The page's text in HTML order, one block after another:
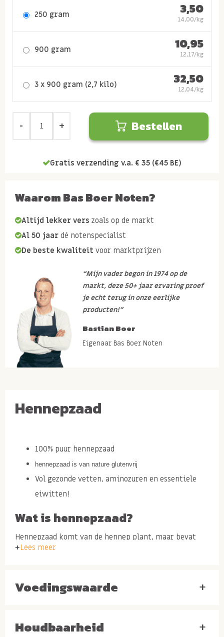
250 gram 3,50
14,00/kg
900 gram 10,95
12,17/kg
3 x 900 gram (2,7 kilo) 32,50
12,04/kg
Bestellen
Gratis verzending v.a. € 35 (€45 BE)
Waarom Bas Boer Noten?
Altijd lekker vers zoals op de markt
Al 50 jaar dé notenspecialist
De beste kwaliteit voor marktprijzen
“Mijn vader begon in 1974 op de
markt, deze 50+ jaar ervaring proef
je echt terug in onze eerlijke
producten!”
Bastian Boer
Eigenaar Bas Boer Noten
Hennepzaad
100% puur hennepzaad
hennepzaad is van nature glutenvrij
Vol gezonde vetten, aminozuren en essentiele
eiwitten!
Wat is hennepzaad?
Hennepzaad komt van de hennep plant, maar bevat
geen werkzame psychoactieve stoffen (in
medicinale plant genoemd worden door zijn sterke
eigenschappen. Hennepzaad is vooral krachtig
Daarnaast bevatten deze zaden ook nog eens veel
Lees meer
Voedingswaarde +
Houdbaarheid +